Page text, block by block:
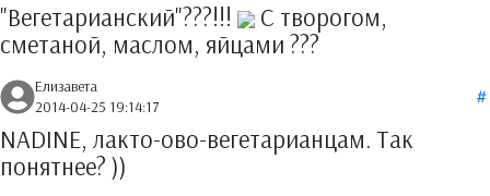
"Вегетарианский"???!!!
С творогом,
сметаной, маслом, яйцами ???
Елизавета
2014-04-25 19:14:17
NADINE, лакто-ово-вегетарианцам. Так
понятнее? ))